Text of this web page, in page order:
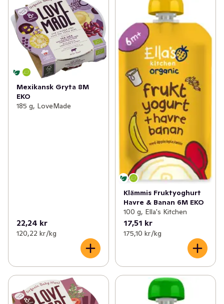
Mexikansk Gryta 8M
EKO
185 g, LoveMade
22,24 kr
120,22 kr /kg
Klämmis Fruktyoghurt
Havre & Banan 6M EKO
100 g, Ella's Kitchen
17,51 kr
175,10 kr /kg